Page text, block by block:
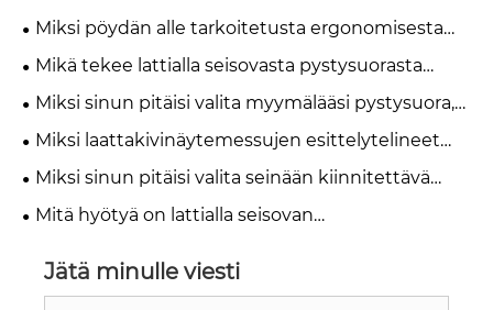
Miksi pöydän alle tarkoitetusta ergonomisesta
jakkarasta tulee välttämätön nykyaikaisen
toimistomukavuuden kannalta?
Mikä tekee lattialla seisovasta pystysuorasta
esittelytelineestä tehokkaimman ratkaisun
nykyaikaisiin vähittäiskauppa- ja näyttelytiloihin
Miksi sinun pitäisi valita myymälääsi pystysuora,
keraaminen näyttöhylly
Miksi laattakivinäytemessujen esittelytelineet
ovat välttämättömiä nykyaikaisissa
näyttelytiloissa?
Miksi sinun pitäisi valita seinään kiinnitettävä
laattateline messuille parantaaksesi osastoasi
Mitä hyötyä on lattialla seisovan
Jätä minulle viesti